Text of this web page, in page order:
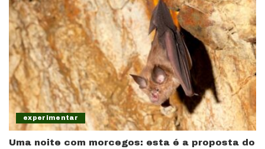
experimentar
Uma noite com morcegos: esta é a proposta do